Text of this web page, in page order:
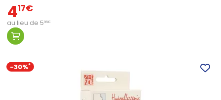
417€
au lieu de 595€
-30%*